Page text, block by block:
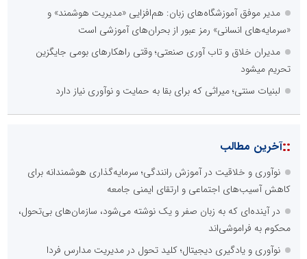
مدیر موفق آموزشگاه‌های زبان: هم‌افزایی «مدیریت هوشمند» و
«سرمایه‌های انسانی» رمز عبور از بحران‌های آموزشی است
مدیران خلاق و تاب آوری صنعتی؛ وقتی راهکارهای بومی جایگزین
تحریم میشود
لبنیات سنتی؛ میراثی که برای بقا به حمایت و نوآوری نیاز دارد
::آخرین مطالب
نوآوری و خلاقیت در آموزش رانندگی؛ سرمایه‌گذاری هوشمندانه برای
کاهش آسیب‌های اجتماعی و ارتقای ایمنی جامعه
در آینده‌ای که به زبان صفر و یک نوشته می‌شود، سازمان‌های بی‌تحول،
محکوم به فراموشی‌اند
نوآوری و یادگیری دیجیتال؛ کلید تحول در مدیریت مدارس فردا